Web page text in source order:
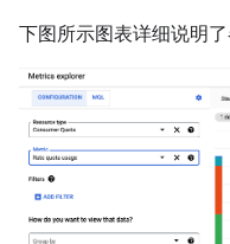
下图所示图表详细说明